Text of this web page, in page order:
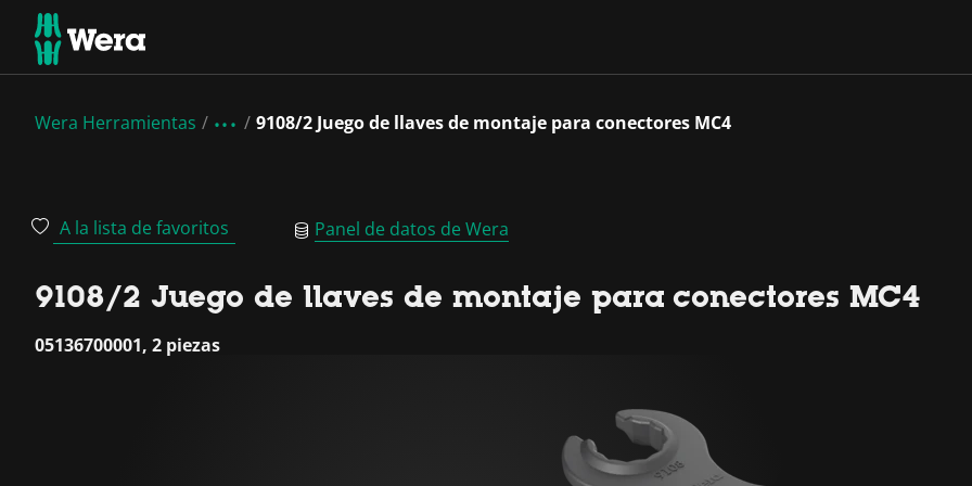
Wera Herramientas 9108/2 Juego de llaves de montaje para conectores MC4
A la lista de favoritos Panel de datos de Wera
9108/2 Juego de llaves de montaje para conectores MC4
05136700001, 2 piezas